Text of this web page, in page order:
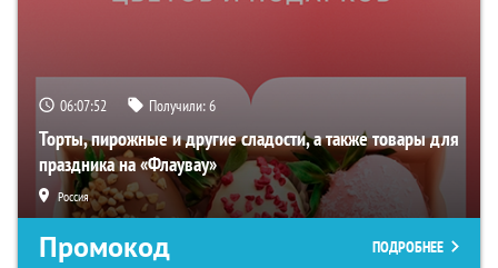
06:07:51 Получили:6
Торты, пирожные и другие сладости, а также товары для
праздника на «Флаувау»
Россия
Промокод ПОДРОБНЕЕ